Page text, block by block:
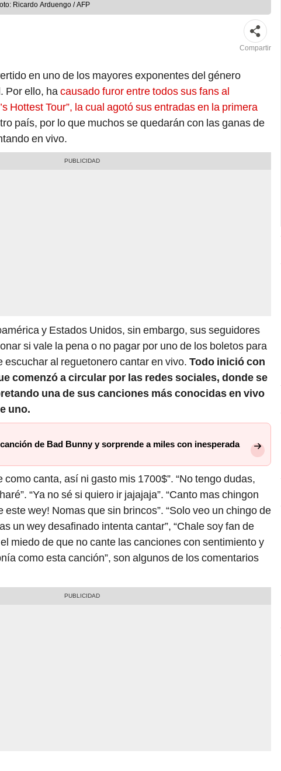
Ricardo Arduengo / AFP
Compartir
en uno de los mayores exponentes del género
Por ello, hacausado furor entre todos sus fans al
Hottest Tour”, la cual agotó sus entradas en la primera
país, por lo que muchos se quedarán con las ganas de
en vivo.
y Estados Unidos, sin embargo, sus seguidores
si vale la pena o no pagar por uno de los boletos para
escuchar al reguetonero cantar en vivo. Todo inició con
comenzó a circular por las redes sociales, donde se
una de sus canciones más conocidas en vivo
uno.
de Bad Bunny y sorprende a miles con inesperada
como canta, así ni gasto mis 1700$”. “No tengo dudas,
“Ya no sé si quiero ir jajajaja”. “Canto mas chingon
este wey! Nomas que sin brincos”. “Solo veo un chingo de
un wey desafinado intenta cantar”, “Chale soy fan de
miedo de que no cante las canciones con sentimiento y
como esta canción”, son algunos de los comentarios